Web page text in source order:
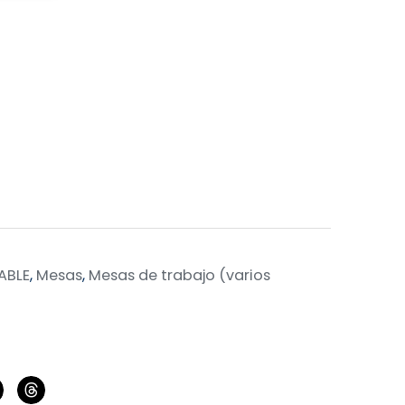
, Mesas, Mesas de trabajo (varios